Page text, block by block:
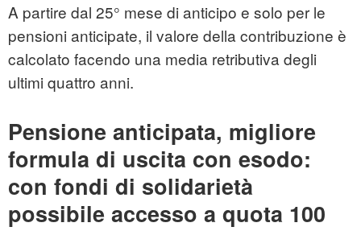
A partire dal 25° mese di anticipo e solo per le
pensioni anticipate, il valore della contribuzione è
calcolato facendo una media retributiva degli
ultimi quattro anni.
Pensione anticipata, migliore
formula di uscita con esodo:
con fondi di solidarietà
possibile accesso a quota 100